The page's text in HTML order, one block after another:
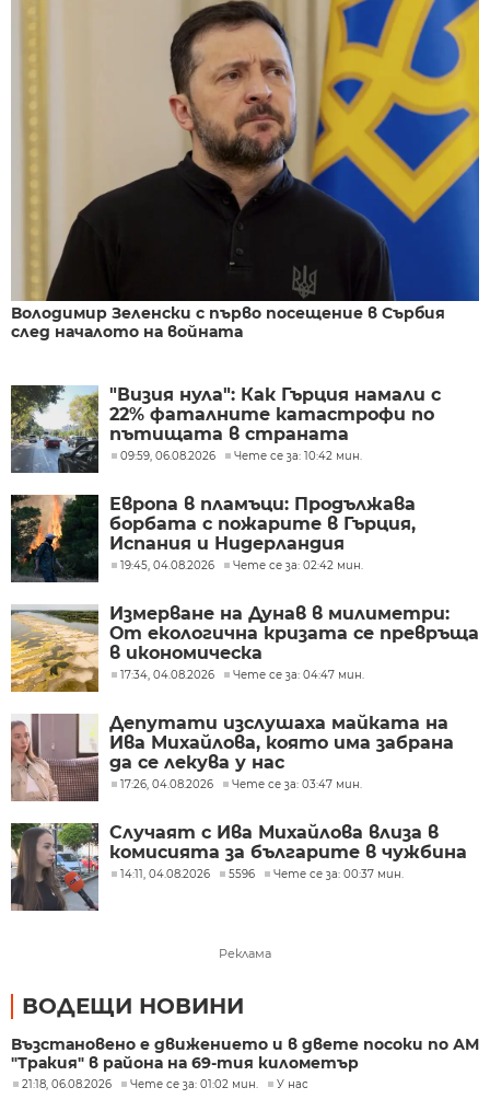
Володимир Зеленски с първо посещение в Сърбия
след началото на войната
"Визия нула": Как Гърция намали с
22% фаталните катастрофи по
пътищата в страната
09:59, 06.08.2026 Чете се за: 10:42 мин.
Европа в пламъци: Продължава
борбата с пожарите в Гърция,
Испания и Нидерландия
19:45, 04.08.2026 Чете се за: 02:42 мин.
Измерване на Дунав в милиметри:
От екологична кризата се превръща
в икономическа
17:34, 04.08.2026 Чете се за: 04:47 мин.
Депутати изслушаха майката на
Ива Михайлова, която има забрана
да се лекува у нас
17:26, 04.08.2026 Чете се за: 03:47 мин.
Случаят с Ива Михайлова влиза в
комисията за българите в чужбина
14:11, 04.08.2026 5596 Чете се за: 00:37 мин.
Реклама
ВОДЕЩИ НОВИНИ
Възстановено е движението и в двете посоки по АМ
"Тракия" в района на 69-тия километър
21:18, 06.08.2026 Чете се за: 01:02 мин. У нас